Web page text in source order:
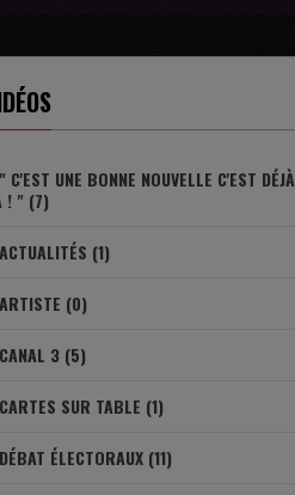
" C'EST UNE BONNE NOUVELLE C'EST DÉJÀ
! " (7)
ACTUALITÉS (1)
ARTISTE (0)
CANAL 3 (5)
CARTES SUR TABLE (1)
DÉBAT ÉLECTORAUX (11)